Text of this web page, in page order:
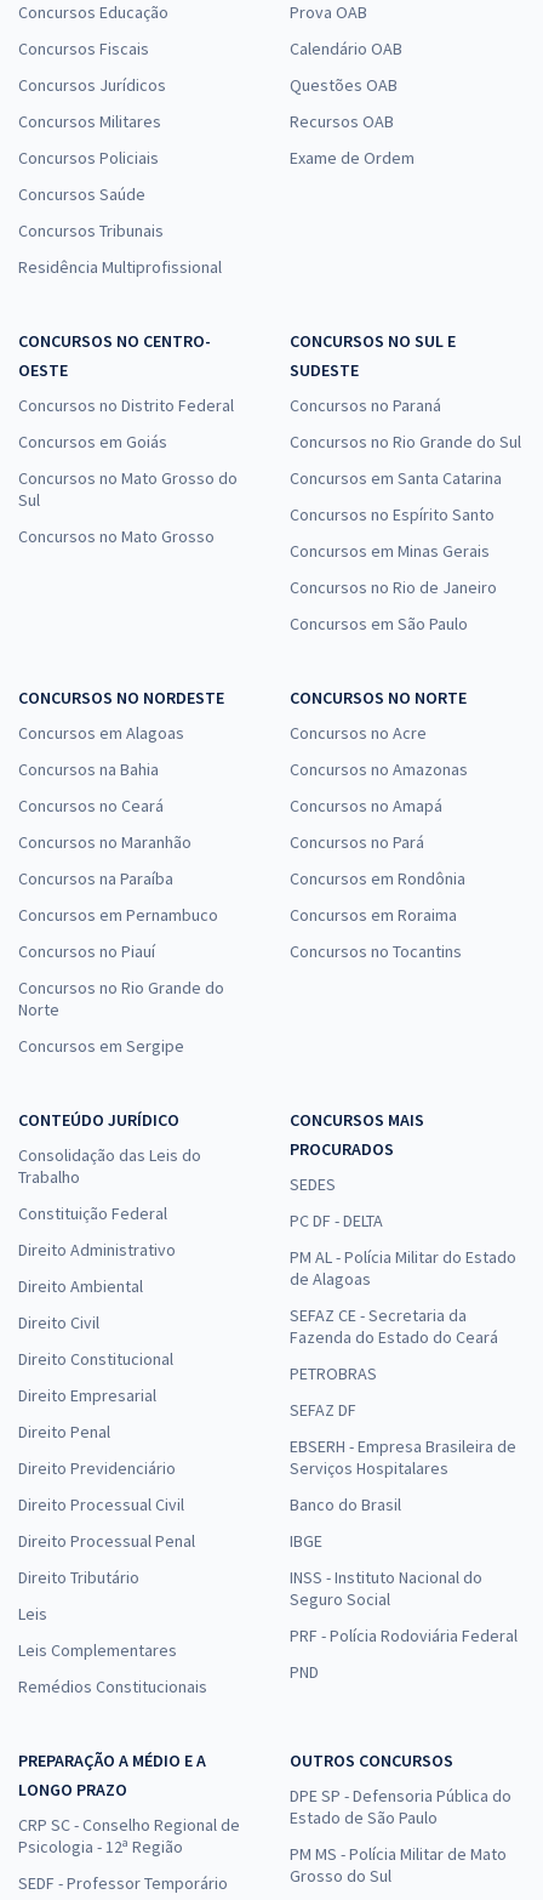
Concursos Educação
Concursos Fiscais
Concursos Jurídicos
Concursos Militares
Concursos Policiais
Concursos Saúde
Concursos Tribunais
Residência Multiprofissional
Prova OAB
Calendário OAB
Questões OAB
Recursos OAB
Exame de Ordem
CONCURSOS NO CENTRO-
OESTE
Concursos no Distrito Federal
Concursos em Goiás
Concursos no Mato Grosso do
Sul
Concursos no Mato Grosso
CONCURSOS NO SUL E
SUDESTE
Concursos no Paraná
Concursos no Rio Grande do Sul
Concursos em Santa Catarina
Concursos no Espírito Santo
Concursos em Minas Gerais
Concursos no Rio de Janeiro
Concursos em São Paulo
CONCURSOS NO NORDESTE
Concursos em Alagoas
Concursos na Bahia
Concursos no Ceará
Concursos no Maranhão
Concursos na Paraíba
Concursos em Pernambuco
Concursos no Piauí
Concursos no Rio Grande do
Norte
Concursos em Sergipe
CONCURSOS NO NORTE
Concursos no Acre
Concursos no Amazonas
Concursos no Amapá
Concursos no Pará
Concursos em Rondônia
Concursos em Roraima
Concursos no Tocantins
CONTEÚDO JURÍDICO
Consolidação das Leis do
Trabalho
Constituição Federal
Direito Administrativo
Direito Ambiental
Direito Civil
Direito Constitucional
Direito Empresarial
Direito Penal
Direito Previdenciário
Direito Processual Civil
Direito Processual Penal
Direito Tributário
Leis
Leis Complementares
Remédios Constitucionais
CONCURSOS MAIS
PROCURADOS
SEDES
PC DF - DELTA
PM AL - Polícia Militar do Estado
de Alagoas
SEFAZ CE - Secretaria da
Fazenda do Estado do Ceará
PETROBRAS
SEFAZ DF
EBSERH - Empresa Brasileira de
Serviços Hospitalares
Banco do Brasil
IBGE
INSS - Instituto Nacional do
Seguro Social
PRF - Polícia Rodoviária Federal
PND
PREPARAÇÃO A MÉDIO E A
LONGO PRAZO
CRP SC - Conselho Regional de
Psicologia - 12ª Região
SEDF - Professor Temporário
OUTROS CONCURSOS
DPE SP - Defensoria Pública do
Estado de São Paulo
PM MS - Polícia Militar de Mato
Grosso do Sul